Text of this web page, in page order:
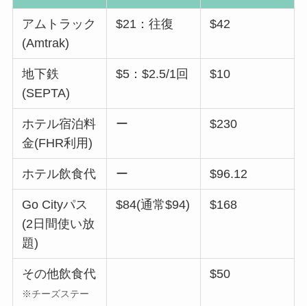
アムトラック
(Amtrak)
$21：往復 $42
地下鉄
(SEPTA)
$5：$2.5/1回 $10
ホテル宿泊料
金(FHR利用)
ー $230
ホテル飲食代 ー $96.12
Go Cityパス
(2日間使い放
題)
$84(通常$94) $168
その他飲食代
※チーズステー
$50